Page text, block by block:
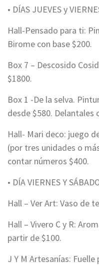
• DÍAS JUEVES y
Hall-Pensado para ti:
Birome con base $200.
Box 7 – Descosido
$1800.
Box 1 -De la selva.
desde $580. Delantales
Hall- Mari deco: juego
(por tres unidades o
contar números $400.
• DÍA VIERNES Y
Hall – Ver Art: Vaso de
Hall – Vivero C y R:
partir de $100.
J Y M Artesanías: